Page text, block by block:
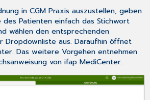
in CGM Praxis auszustellen, geben
Patienten einfach das Stichwort
wählen den entsprechenden
Dropdownliste aus. Daraufhin öffnet
Das weitere Vorgehen entnehmen
von ifap MediCenter.